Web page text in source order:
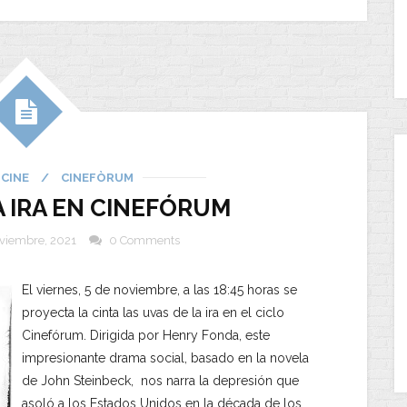
CINE / CINEFÒRUM
IRA EN CINEFÓRUM
2021 0 Comments
El viernes, 5 de noviembre, a las 18:45 horas se
proyecta la cinta las uvas de la ira en el ciclo
Cinefórum. Dirigida por Henry Fonda, este
impresionante drama social, basado en la novela
de John Steinbeck, nos narra la depresión que
asoló a los Estados Unidos en la década de los